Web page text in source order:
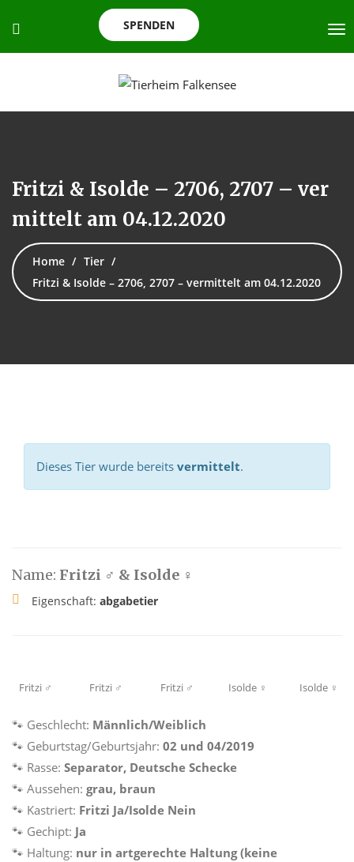
SPENDEN
Fritzi & Isolde – 2706, 2707 – ver
mittelt am 04.12.2020
Home
Tier
Fritzi & Isolde – 2706, 2707 – vermittelt am 04.12.2020
Dieses Tier wurde bereits vermittelt.
Name: Fritzi ♂ & Isolde ♀
Eigenschaft: abgabetier
Fritzi ♂ Fritzi ♂ Fritzi ♂ Isolde ♀ Isolde ♀
🐾 Geschlecht: Männlich/Weiblich
🐾 Geburtstag/Geburtsjahr: 02 und 04/2019
🐾 Rasse: Separator, Deutsche Schecke
🐾 Aussehen: grau, braun
🐾 Kastriert: Fritzi Ja/Isolde Nein
🐾 Gechipt: Ja
🐾 Haltung: nur in artgerechte Haltung (keine